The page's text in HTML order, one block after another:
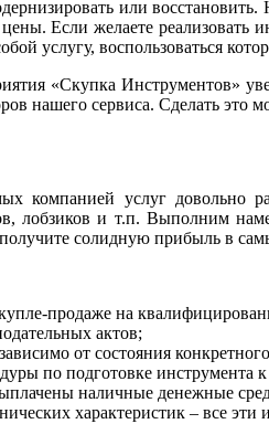
или
Если желаете реализовать
услугу, воспользоваться
«Скупка Инструментов»
нашего сервиса. Сделать
компанией услуг довольно
лобзиков и т.п. Выполним
солидную прибыль в
продаже на
актов;
от состояния
по подготовке инструмента
наличные денежные
характеристик – все